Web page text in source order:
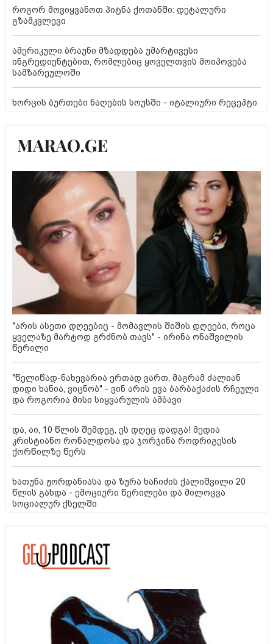
როგორ მოვიყვანოთ პიტნა ქოთანში: დეტალური
გზამკვლევი
ამერიკული ბრაუნი მზადდება უმარტივესი
ინგრედიენტებით, რომლებიც ყოველთვის მოიპოვება
სამზარეულოში
ხორცის ბურთები ნაღების სოუსში - იტალიური რეცეპტი
"არის ასეთი დღეებიც - მომავლის შიშის დღეები, როცა
ყველაზე მარტოდ გრძნობ თავს" - ირინა ონაშვილის
წერილი
"წელიწად-ნახევარია ერთად ვართ, მაგრამ ძალიან
დიდი ხანია, ვიცნობ" - ვინ არის ევა ბარბაქაძის რჩეული
და როგორია მისი სიყვარულის ამბავი
და, აი, 10 წლის შემდეგ, ეს დღეც დადგა! მედია
კრისტიანო რონალდოსა და ჯორჯინა როდრიგესის
ქორწილზე წერს
ხათუნა ჟორდანიასა და ზურა ხაჩიძის ქალიშვილი 20
წლის გახდა - ემოციური წერილები და მილოცვა
სოციალურ ქსელში